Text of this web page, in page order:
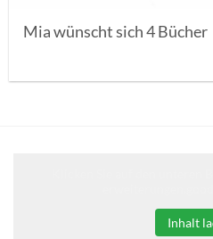
Mia wünscht sich 4 Bücher
Inhalt